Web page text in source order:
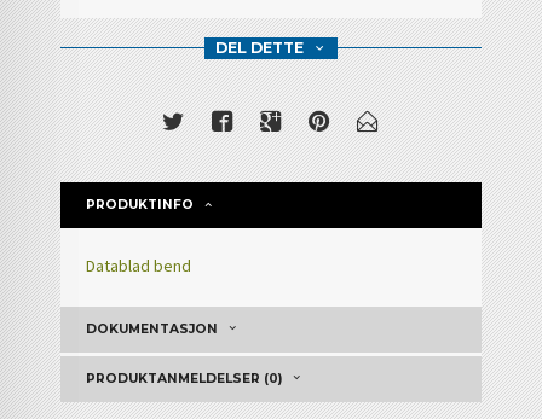
DEL DETTE
PRODUKTINFO
Datablad bend
DOKUMENTASJON
PRODUKTANMELDELSER (0)